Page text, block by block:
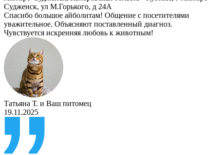
Судженск, ул М.Горького, д 24А
Спасибо большое айболитам! Общение с посетителями
уважительное. Объясняют поставленный диагноз.
Чувствуется искренняя любовь к животным!
Татьяна Т. и Ваш питомец
19.11.2025